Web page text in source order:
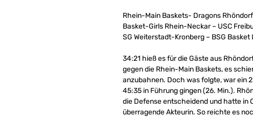
Rhein-Main Baskets- Dragons
Basket-Girls Rhein-Neckar – USC
SG Weiterstadt-Kronberg – BSG
34:21 hieß es für die Gäste aus
gegen die Rhein-Main Baskets, es
anzubahnen. Doch was folgte, war ein
45:35 in Führung gingen (26. Min.).
die Defense entscheidend und hatte in
überragende Akteurin. So reichte es